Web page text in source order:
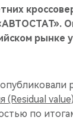
рынке у
(Residual
по